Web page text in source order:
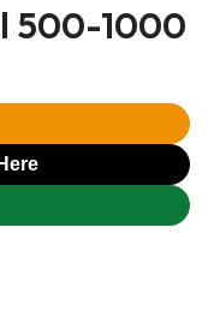
500-1000